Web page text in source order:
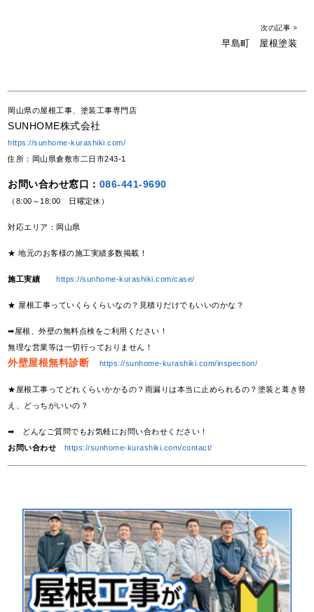
次の記事 >
早島町 屋根塗装
岡山県の屋根工事、塗装工事専門店
SUNHOME株式会社
https://sunhome-kurashiki.com/
住所：岡山県倉敷市二日市243-1
お問い合わせ窓口： 086-441-9690
（8:00～18:00 日曜定休）
対応エリア：岡山県
★ 地元のお客様の施工実績多数掲載！
施工実績 https://sunhome-kurashiki.com/case/
★ 屋根工事っていくらくらいなの？見積りだけでもいいのかな？
➡屋根、外壁の無料点検をご利用ください！
無理な営業等は一切行っておりません！
外壁屋根無料診断 https://sunhome-kurashiki.com/inspection/
★屋根工事ってどれくらいかかるの？雨漏りは本当に止められるの？塗装と葺き替
え、どっちがいいの？
➡ どんなご質問でもお気軽にお問い合わせください！
お問い合わせ
https://sunhome-kurashiki.com/contact/